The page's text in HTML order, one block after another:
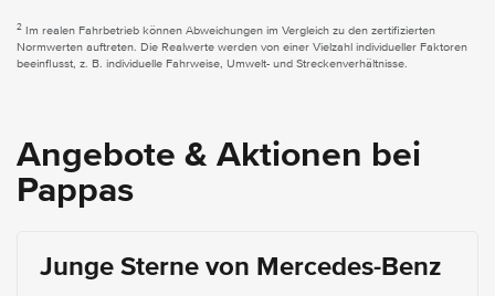
2
Im realen Fahrbetrieb können Abweichungen im Vergleich zu den zertifizierten
Normwerten auftreten. Die Realwerte werden von einer Vielzahl individueller Faktoren
beeinflusst, z. B. individuelle Fahrweise, Umwelt- und Streckenverhältnisse.
Angebote & Aktionen bei
Pappas
Junge Sterne von Mercedes-Benz